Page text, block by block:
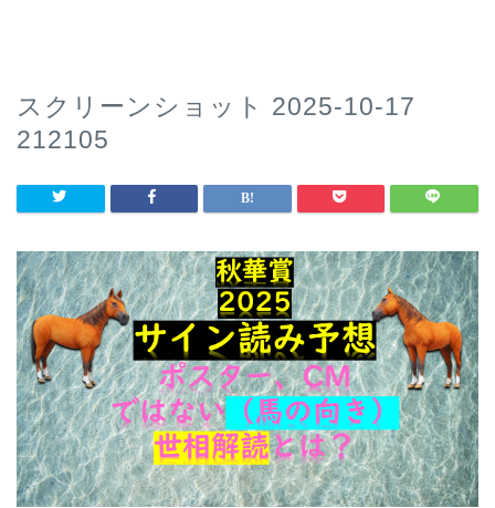
スクリーンショット 2025-10-17
212105